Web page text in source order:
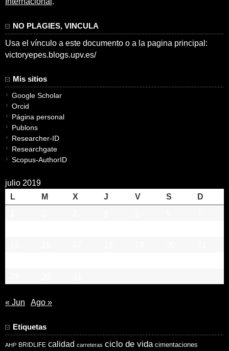
NO PLAGIES, VINCULA
Usa el vínculo a este documento o a la pagina principal:
victoryepes.blogs.upv.es/
Mis sitios
Google Scholar
Orcid
Página personal
Publons
Researcher-ID
Researchgate
Scopus-AuthorID
julio 2019
L
M X J V S
D
« Jun Ago »
Etiquetas
AHP BRIDLIFE calidad carreteras ciclo de vida cimentaciones